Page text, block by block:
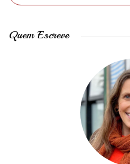
Quem Escreve